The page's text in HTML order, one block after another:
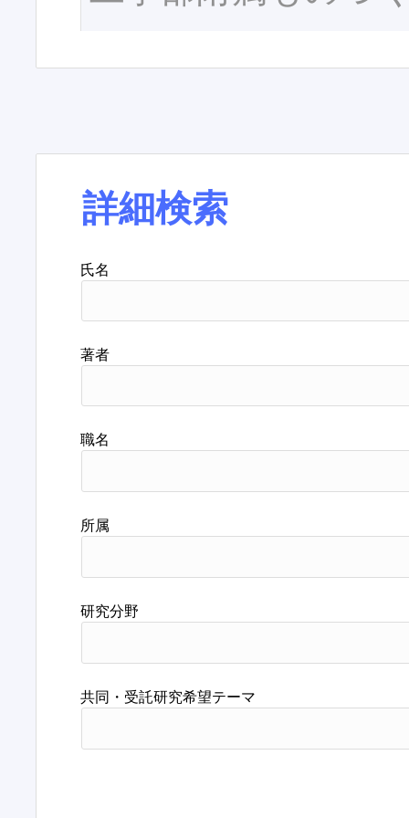
詳細検索
氏名
著者
職名
所属
研究分野
共同・受託研究希望テーマ